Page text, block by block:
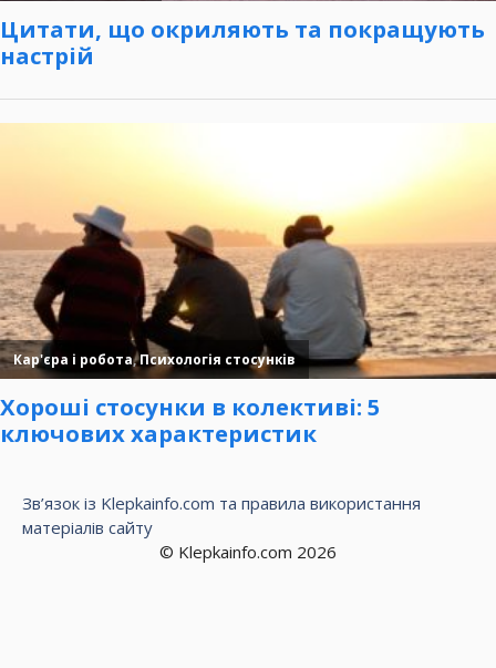
© Klepkainfo.com 2026
Зв’язок із Klepkainfo.com та правила використання
матеріалів сайту